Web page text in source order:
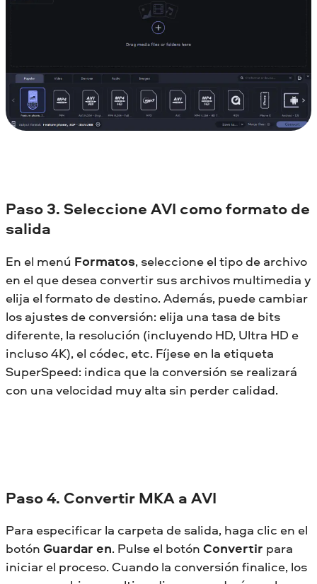
Paso 3. Seleccione AVI como formato de
salida
En el menú Formatos, seleccione el tipo de archivo
en el que desea convertir sus archivos multimedia y
elija el formato de destino. Además, puede cambiar
los ajustes de conversión: elija una tasa de bits
diferente, la resolución (incluyendo HD, Ultra HD e
incluso 4K), el códec, etc. Fíjese en la etiqueta
SuperSpeed: indica que la conversión se realizará
con una velocidad muy alta sin perder calidad.
Paso 4. Convertir MKA a AVI
Para especificar la carpeta de salida, haga clic en el
botón Guardar en. Pulse el botón Convertir para
iniciar el proceso. Cuando la conversión finalice, los